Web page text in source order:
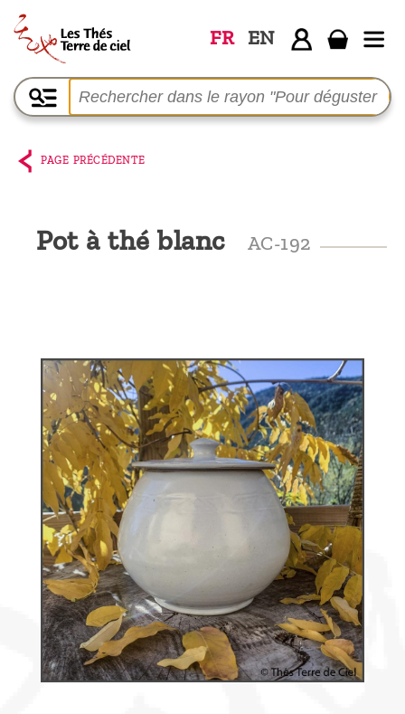
FR EN
Accueil
La
boutique
Parmi les
sommes-
nous ?
Découvrir
le thé
Pu'Erh
Comment
infuser
votre thé
Contactez-
nous !
PAGE PRÉCÉDENTE
Pot à thé blanc AC-192